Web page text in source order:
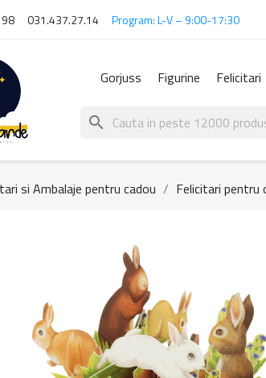
031.437.27.14 Program: L-V – 9:00-17:30
Gorjuss Figurine Felicitari
search
si Ambalaje pentru cadou Felicitari pentru